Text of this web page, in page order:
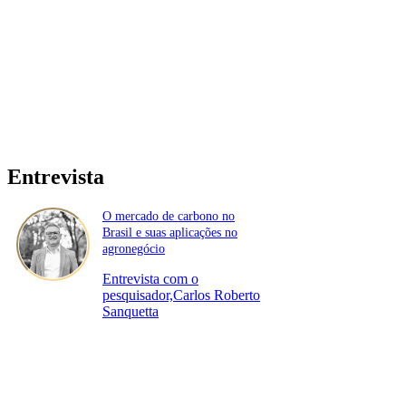
Entrevista
O mercado de carbono no
Brasil e suas aplicações no
agronegócio
Entrevista com o
pesquisador,Carlos Roberto
Sanquetta